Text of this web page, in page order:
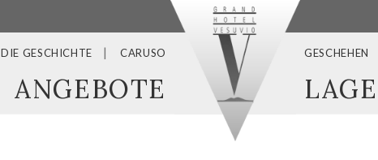
DIE GESCHICHTE CARUSO GESCHEHEN
ANGEBOTE LAGE